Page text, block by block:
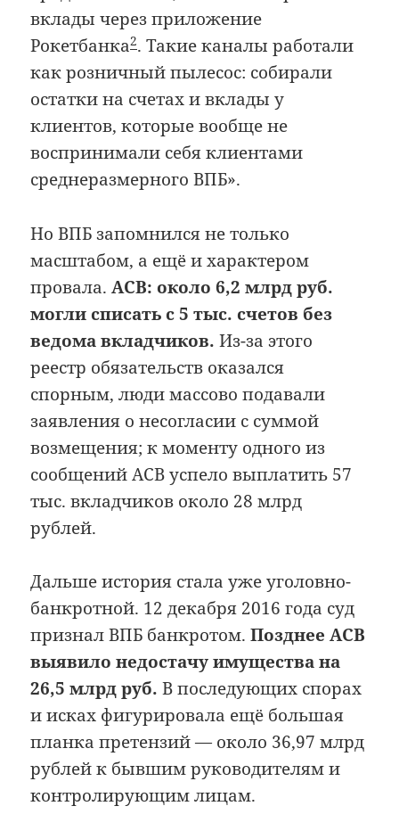
вклады через приложение
Рокетбанка2. Такие каналы работали
как розничный пылесос: собирали
остатки на счетах и вклады у
клиентов, которые вообще не
воспринимали себя клиентами
среднеразмерного ВПБ».
Но ВПБ запомнился не только
масштабом, а ещё и характером
провала.АСВ: около 6,2 млрд руб.
могли списать с 5 тыс. счетов без
ведома вкладчиков. Из-за этого
реестр обязательств оказался
спорным, люди массово подавали
заявления о несогласии с суммой
возмещения; к моменту одного из
сообщений АСВ успело выплатить 57
тыс. вкладчиков около 28 млрд
рублей.
Дальше история стала уже уголовно-
банкротной. 12 декабря 2016 года суд
признал ВПБ банкротом.Позднее АСВ
выявило недостачу имущества на
26,5 млрд руб. В последующих спорах
и исках фигурировала ещё большая
планка претензий — около 36,97 млрд
рублей к бывшим руководителям и
контролирующим лицам.